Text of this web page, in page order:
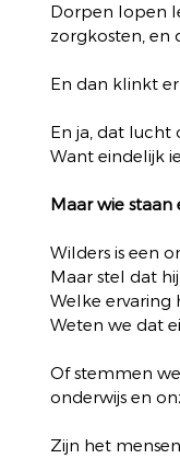
Dorpen lopen
zorgkosten, en
En dan klinkt
En ja, dat lucht
Want eindelijk
Maar wie staan
Wilders is een
Maar stel dat
Welke ervaring
Weten we dat
Of stemmen
onderwijs en
Zijn het